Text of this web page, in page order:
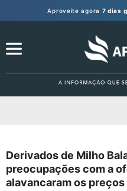
Aproveite agora 7 dias
Derivados de Milho
preocupações com a
alavancaram os